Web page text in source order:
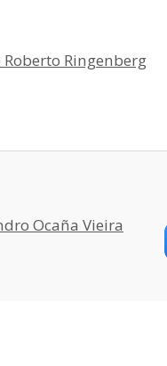
Ringenberg
Ocaña Vieira